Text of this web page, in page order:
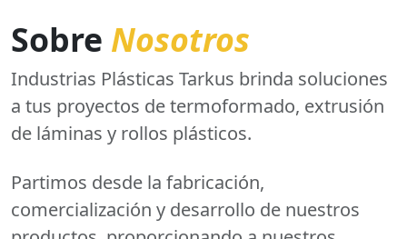
Sobre Nosotros
Industrias Plásticas Tarkus brinda soluciones
a tus proyectos de termoformado, extrusión
de láminas y rollos plásticos.
Partimos desde la fabricación,
comercialización y desarrollo de nuestros